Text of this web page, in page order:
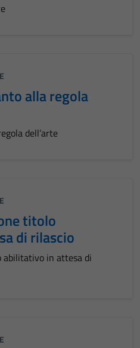
alla regola
dell’arte
titolo
di rilascio
abilitativo in attesa di